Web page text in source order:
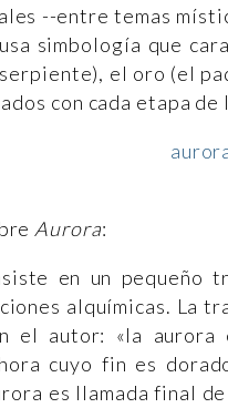
--entre temas
simbología que
el oro (el
con cada etapa de
Aurora:
en un pequeño
alquímicas. La
el autor: «la aurora
cuyo fin es
es llamada final